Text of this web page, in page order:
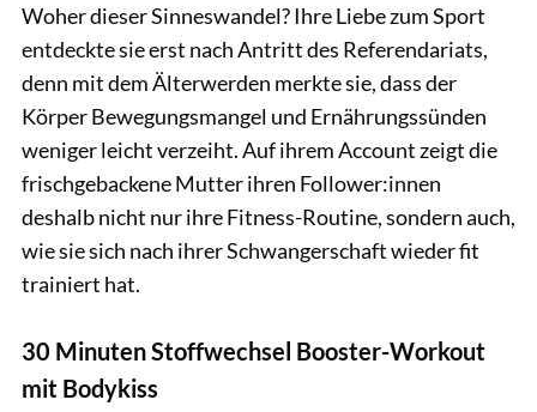
Woher dieser Sinneswandel? Ihre Liebe zum Sport
entdeckte sie erst nach Antritt des Referendariats,
denn mit dem Älterwerden merkte sie, dass der
Körper Bewegungsmangel und Ernährungssünden
weniger leicht verzeiht. Auf ihrem Account zeigt die
frischgebackene Mutter ihren Follower:innen
deshalb nicht nur ihre Fitness-Routine, sondern auch,
wie sie sich nach ihrer Schwangerschaft wieder fit
trainiert hat.
30 Minuten Stoffwechsel Booster-Workout
mit Bodykiss